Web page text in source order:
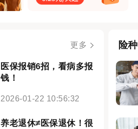
更多
医保报销6招，看病多报
钱！
2026-01-22 10:56:32
养老退休≠医保退休！很
险